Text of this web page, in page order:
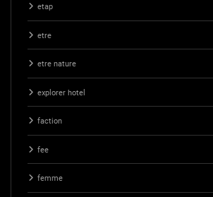
etap
etre
etre nature
explorer hotel
faction
fee
femme